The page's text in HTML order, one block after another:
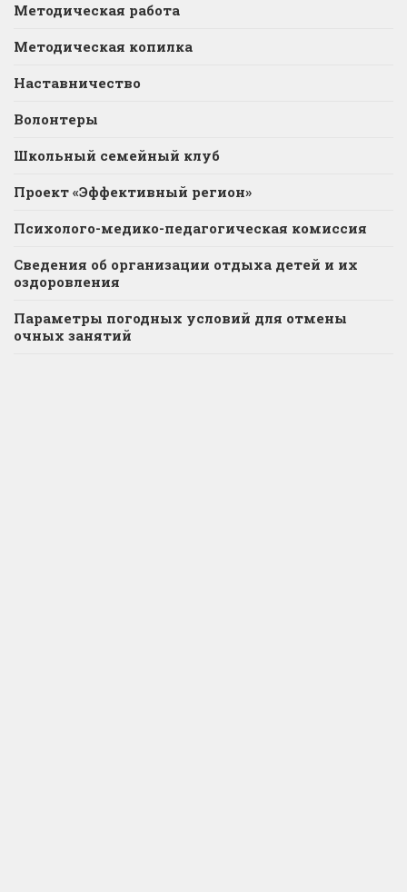
Методическая работа
Методическая копилка
Наставничество
Волонтеры
Школьный семейный клуб
Проект «Эффективный регион»
Психолого-медико-педагогическая комиссия
Сведения об организации отдыха детей и их
оздоровления
Параметры погодных условий для отмены
очных занятий